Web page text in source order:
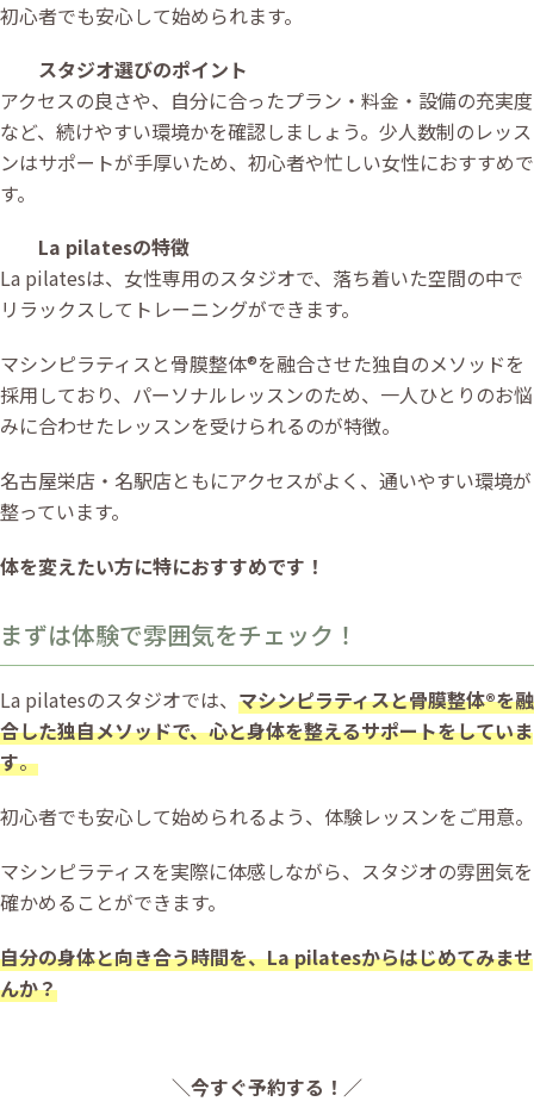
初心者でも安心して始められます。
スタジオ選びのポイント
アクセスの良さや、自分に合ったプラン・料金・設備の充実度
など、続けやすい環境かを確認しましょう。少人数制のレッス
ンはサポートが手厚いため、初心者や忙しい女性におすすめで
す。
La pilatesの特徴
La pilatesは、女性専用のスタジオで、落ち着いた空間の中で
リラックスしてトレーニングができます。
マシンピラティスと骨膜整体®を融合させた独自のメソッドを
採用しており、パーソナルレッスンのため、一人ひとりのお悩
みに合わせたレッスンを受けられるのが特徴。
名古屋栄店・名駅店ともにアクセスがよく、通いやすい環境が
整っています。
体を変えたい方に特におすすめです！
まずは体験で雰囲気をチェック！
La pilatesのスタジオでは、 マシンピラティスと骨膜整体®を融
合した独自メソッドで、心と身体を整えるサポートをしていま
す。
初心者でも安心して始められるよう、体験レッスンをご用意。
マシンピラティスを実際に体感しながら、スタジオの雰囲気を
確かめることができます。
自分の身体と向き合う時間を、La pilatesからはじめてみませ
んか？
＼今すぐ予約する！／